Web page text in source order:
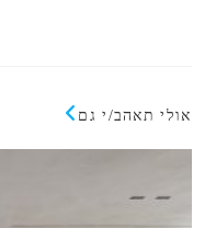
אולי תאהב/י גם